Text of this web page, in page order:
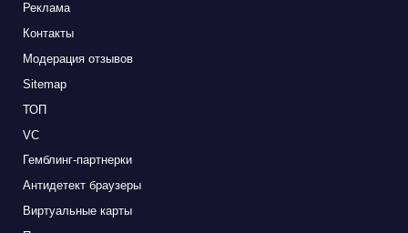
Реклама
Контакты
Модерация отзывов
Sitemap
ТОП
VC
Гемблинг-партнерки
Антидетект браузеры
Виртуальные карты